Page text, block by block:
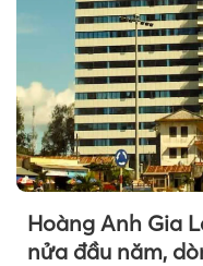
Hoàng Anh Gia
nửa đầu năm,